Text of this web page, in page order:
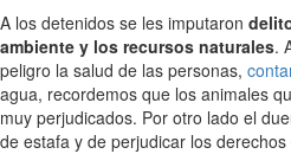
A los detenidos se les imputaron
ambiente y los recursos naturales.
peligro la salud de las personas,
agua, recordemos que los animales
muy perjudicados. Por otro lado el
de estafa y de perjudicar los